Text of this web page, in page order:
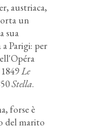
austriaca,
un
sua
Parigi: per
Le
Stella.
forse è
del marito